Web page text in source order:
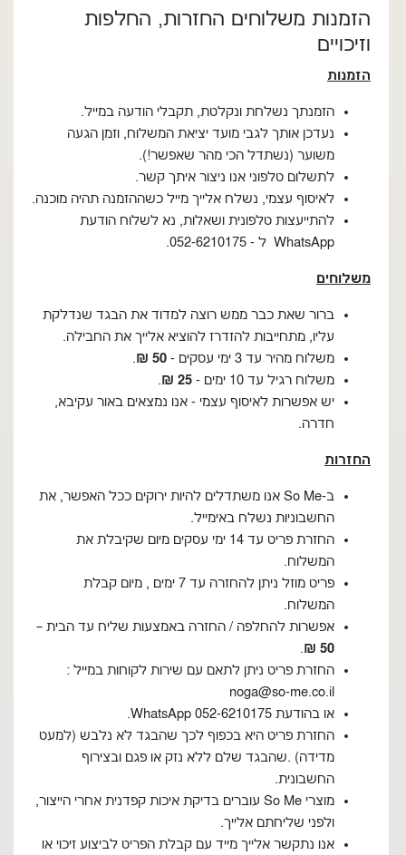
הזמנות משלוחים החזרות, החלפות
וזיכויים
הזמנות
הזמנתך נשלחת ונקלטת, תקבלי הודעה במייל.
נעדכן אותך לגבי מועד יציאת המשלוח, וזמן הגעה
משוער (נשתדל הכי מהר שאפשר!).
לתשלום טלפוני אנו ניצור איתך קשר.
לאיסוף עצמי, נשלח אלייך מייל כשההזמנה תהיה מוכנה.
להתייעצות טלפונית ושאלות, נא לשלוח הודעת
WhatsApp ל - 052-6210175.
משלוחים
ברור שאת כבר ממש רוצה למדוד את הבגד שנדלקת
עליו, מתחייבות להזדרז להוציא אלייך את החבילה.
משלוח מהיר עד 3 ימי עסקים -
50 ₪
.
משלוח רגיל עד 10 ימים -
25
₪
.
יש אפשרות לאיסוף עצמי - אנו נמצאים באור עקיבא,
חדרה.
החזרות
ב-So Me אנו משתדלים להיות ירוקים ככל האפשר, את
החשבוניות נשלח באימייל.
החזרת פריט עד 14 ימי עסקים מיום שקיבלת את
המשלוח.
פריט מוזל ניתן להחזרה עד 7 ימים , מיום קבלת
המשלוח.
אפשרות להחלפה / החזרה באמצעות שליח עד הבית –
50 ₪
.
החזרת פריט ניתן לתאם עם שירות לקוחות במייל :
noga@so-me.co.il
או בהודעת WhatsApp 052-6210175.
החזרת פריט היא בכפוף לכך שהבגד לא נלבש (למעט
מדידה) .שהבגד שלם ללא נזק או פגם ובצירוף
החשבונית.
מוצרי So Me עוברים בדיקת איכות קפדנית אחרי הייצור,
ולפני שליחתם אלייך.
אנו נתקשר אלייך מייד עם קבלת הפריט לביצוע זיכוי או